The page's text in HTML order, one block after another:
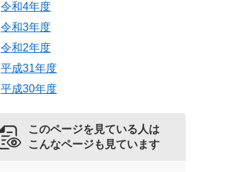
令和4年度
令和3年度
令和2年度
平成31年度
平成30年度
このページを見ている人は
こんなページも見ています